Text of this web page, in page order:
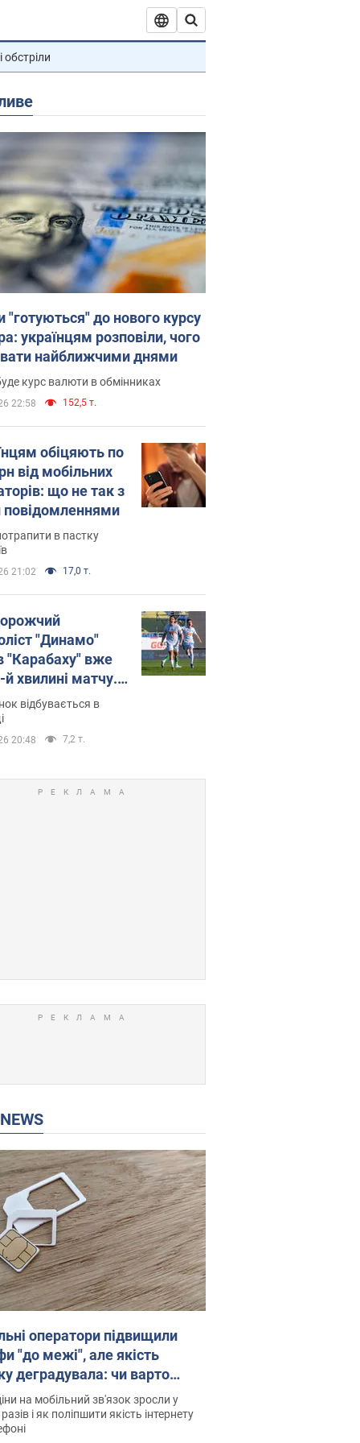
обстріли
"готуються" до нового курсу
українцям розповіли, чого
найближчими днями
курс валюти в обмінниках
22:58 152,5 т.
обіцяють по
від мобільних
що не так з
в пастку
21:02 17,0 т.
"Динамо"
"Карабаху" вже
й хвилині матчу.
відбувається в
20:48 7,2 т.
NEWS
оператори підвищили
"до межі", але якість
деградувала: чи варто
на ціни
на мобільний зв'язок зросли у
і як поліпшити якість інтернету